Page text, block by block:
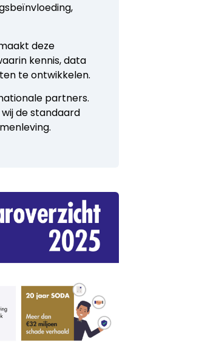
deze
kennis, data
te ontwikkelen.
partners.
de standaard